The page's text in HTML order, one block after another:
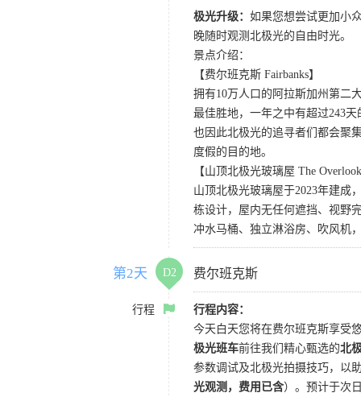
极光升级： 如果您想尝试更加小
晚随时观测北极光的自由时光。
景点介绍：
【费尔班克斯 Fairbanks】
拥有10万人口的阿拉斯加州第二
最佳胜地，一年之中有超过243
也因此北极光的追寻者们都会聚
度假的目的地。
【山顶北极光玻璃屋 The
山顶北极光玻璃屋于2023年建成
栋设计，屋内无任何遮挡、视野
冲水马桶、独立淋浴房、吹风机
第2天 D2 费尔班克斯
行程
行程内容：
今天白天您将在费尔班克斯享受
极光班车前往我们精心甄选的北
参数调试及北极光拍摄技巧，以
光观测，费用已含）。预计于次